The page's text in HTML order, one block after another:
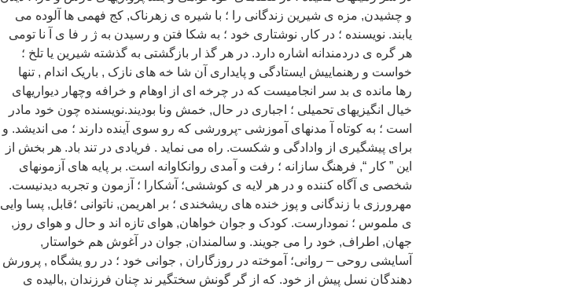
و چشیدن, مزه ی شیرین زندگانی را ؛ با شیره ی زهرناک, کج فهمی ها آلوده می
یابند. نویسنده ؛ در کار, نوشتاری خود ؛ به شکا فتن و رسیدن به ژ ر فا ی آ نا تومی
هر گره ی دردمندانه اشاره دارد. در هر گذ ار بازگشتی به گذشته شیرین یا تلخ ؛
خواست و رهنماییش ایستادگی و پایداری آن شا خه های نازک , باریک اندام , تنها
رها مانده ی بد سر انجامیست که در چرخه ای از اوهام و خرافه وچهار دیواریهای
خیال انگیزیهای تحمیلی ؛ اجباری در حال, خمش ونا بودیند.نویسنده چون خود مادر
است ؛ به کوتاه آ مدنهای آموزشی -پرورشی که رو سوی آینده دارند ؛ می اندیشد. و
برای پیشگیری از وادادگی و شکست. راه می نماید . فریادی در تند باد. هر بخش از
این ” کار “, فرهنگ سازانه ؛ رفت و آمدی روانکاوانه است. بر پایه های آزمونهای
شخصی ی آگاه کننده و در هر لایه ی کوششی؛ آشکارا ؛ آزمون و تجربه دیدنیست.
مهرورزی با زندگانی و پوز خنده های ریشخندی ؛ بر اهریمن, ناتوانی ؛قابل, پسا وایی
ی ملموس ؛ نمودارست. کودک و جوان خواهان, هوای تازه اند و حال و هوای روز,
جهان, اطراف, خود را می جویند. و سالمندان, جوان در آغوش هم خواستار,
آسایشی روحی – روانی؛ آموخته در روزگاران , جوانی خود ؛ در رو یشگاه , پرورش
دهندگان نسل پیش از خود. که از گر گونش سختگیر ند چنان فرزندان ,بالیده ی